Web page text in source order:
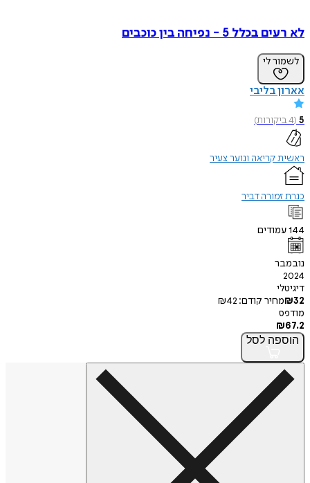
לא רעים בכלל 5 - נפיחה בין כוכבים
לשמור לי
אארון בליבי
5
(
4ביקורות)
ראשית קריאה ונוער צעיר
כנרת זמורה דביר
144עמודים
נובמבר
2024
דיגיטלי
₪32 מחיר קודם: ₪42
מודפס
₪67.2
הוספה לסל